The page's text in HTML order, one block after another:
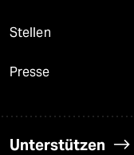
Stellen
Presse
Unterstützen